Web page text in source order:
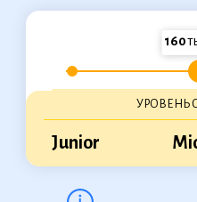
Junior
УРОВЕНЬ
160